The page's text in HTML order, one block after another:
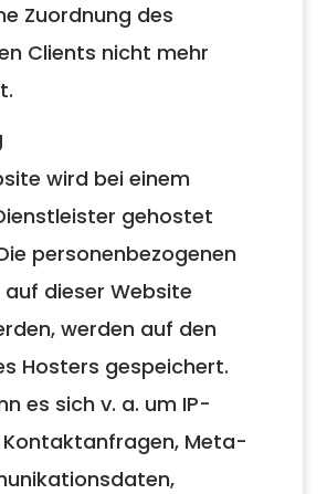
Zuordnung des
Clients nicht mehr
wird bei einem
gehostet
personenbezogenen
auf dieser Website
werden auf den
Hosters gespeichert.
es sich v. a. um IP-
Kontaktanfragen, Meta-